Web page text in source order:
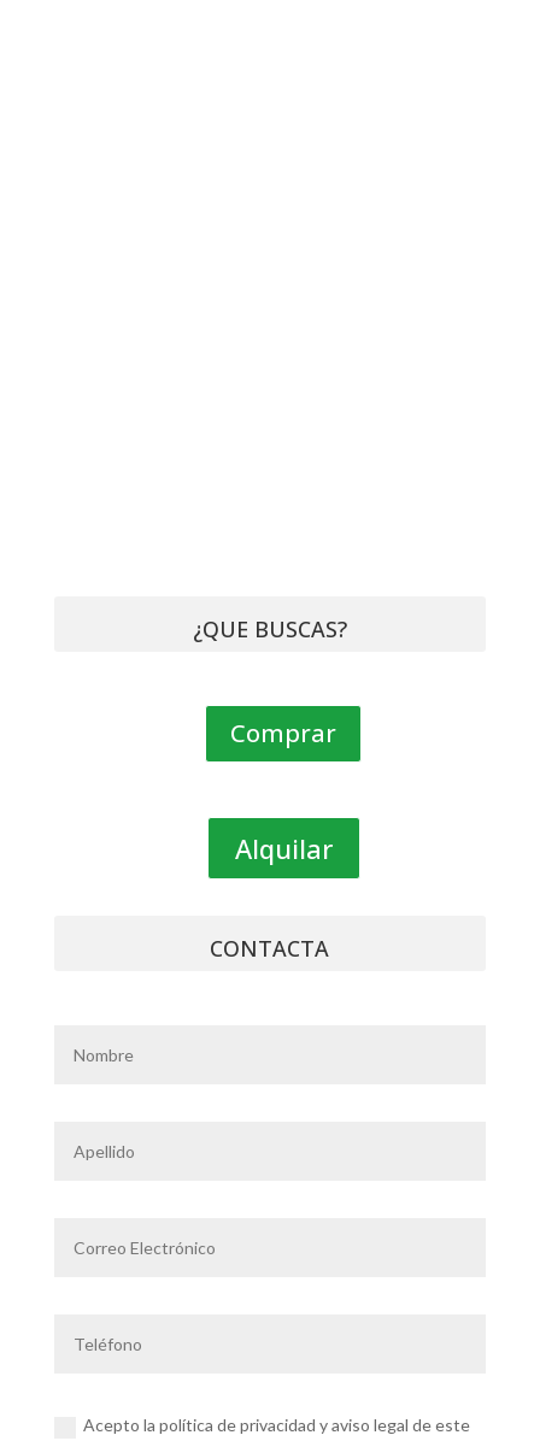
¿QUE BUSCAS?
Comprar
Alquilar
CONTACTA
Acepto la política de privacidad y aviso legal de este